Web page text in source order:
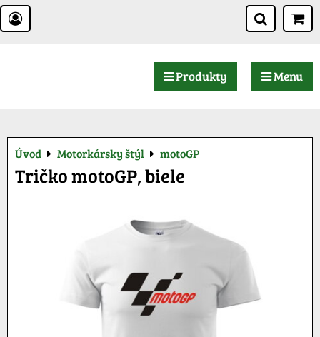
Produkty Menu
Úvod Motorkársky štýl motoGP
Tričko motoGP, biele